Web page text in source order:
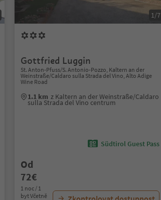
1/7
Gottfried Luggin
St. Anton-Pfuss/S. Antonio-Pozzo, Kaltern an der
Weinstraße/Caldaro sulla Strada del Vino, Alto Adige
Wine Road
1.1 km z Kaltern an der Weinstraße/Caldaro
sulla Strada del Vino centrum
Südtirol Guest Pass
Od
72€
1 noc / 1
byt Včetně